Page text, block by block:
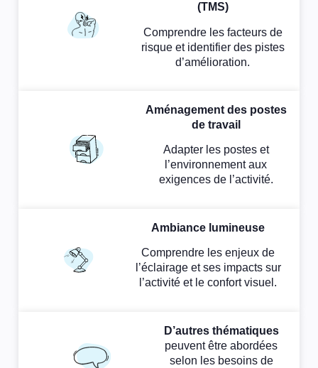
(TMS)
Comprendre les facteurs de
risque et identifier des pistes
d’amélioration.
Aménagement des postes
de travail
Adapter les postes et
l’environnement aux
exigences de l’activité.
Ambiance lumineuse
Comprendre les enjeux de
l’éclairage et ses impacts sur
l’activité et le confort visuel.
D’autres thématiques
peuvent être abordées
selon les besoins de